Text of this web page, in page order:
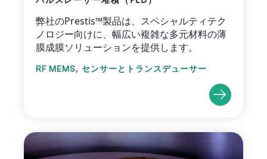
弊社のPrestis™製品は、スペシャルティテク
ノロジー向けに、幅広い複雑な多元材料の薄
膜成膜ソリューションを提供します。
RF MEMS, センサーとトランスデューサー